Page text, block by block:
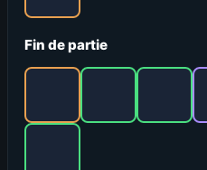
Fin de partie